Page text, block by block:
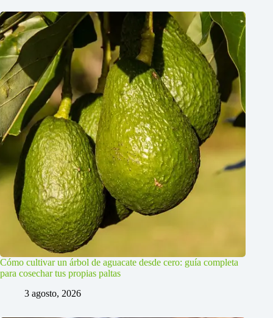
Cómo cultivar un árbol de aguacate desde cero: guía completa
para cosechar tus propias paltas
3 agosto, 2026